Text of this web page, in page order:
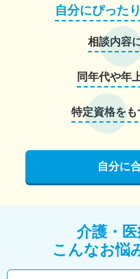
自分にぴった
相談内容
同年代や年
特定資格をも
自分に
介護・
こんなお悩